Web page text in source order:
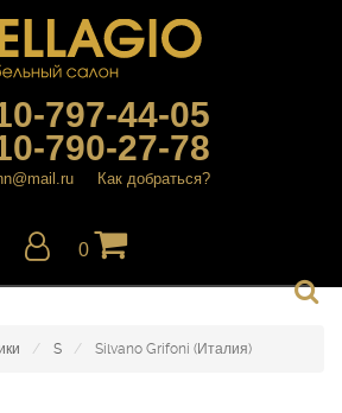
797-44-05
790-27-78
Как добраться?
0
S Silvano Grifoni (Италия)